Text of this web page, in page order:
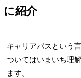
に紹介
キャリアパスという
ついてはいまいち理
ます。